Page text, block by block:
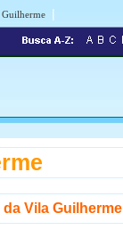
Guilherme |
Vila Guilherme